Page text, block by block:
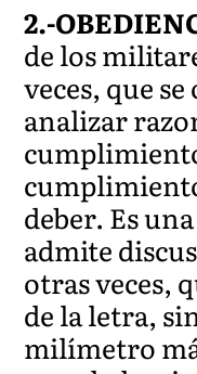
2.-
de los
veces, que
analizar
deber. Es
admite
otras veces,
de la letra,
milímetro